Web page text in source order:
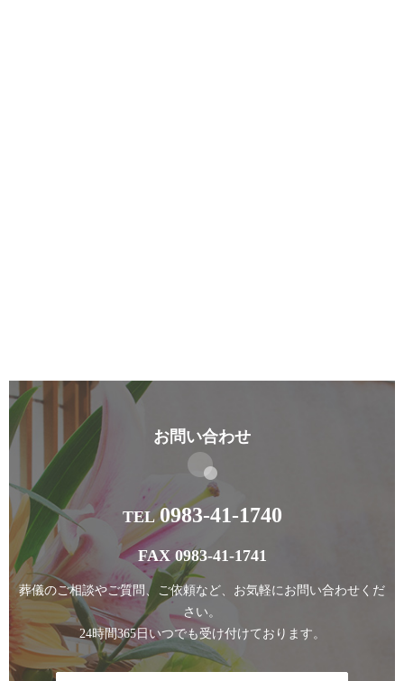
お問い合わせ
TEL0983-41-1740
FAX 0983-41-1741
葬儀のご相談やご質問、ご依頼など、お気軽にお問い合わせくだ
さい。
24時間365日いつでも受け付けております。